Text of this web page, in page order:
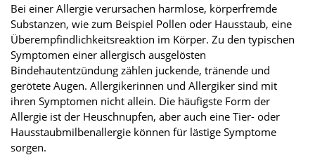
Bei einer Allergie verursachen harmlose, körperfremde
Substanzen, wie zum Beispiel Pollen oder Hausstaub, eine
Überempfindlichkeitsreaktion im Körper. Zu den typischen
Symptomen einer allergisch ausgelösten
Bindehautentzündung zählen juckende, tränende und
gerötete Augen. Allergikerinnen und Allergiker sind mit
ihren Symptomen nicht allein. Die häufigste Form der
Allergie ist der Heuschnupfen, aber auch eine Tier- oder
Hausstaubmilbenallergie können für lästige Symptome
sorgen.